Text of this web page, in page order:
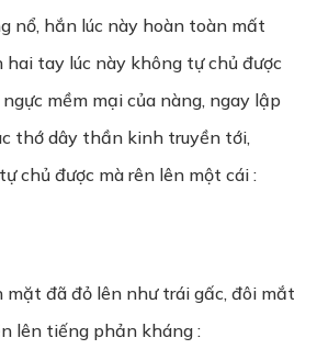
nổ, hắn lúc này hoàn toàn mất
tay lúc này không tự chủ được
mềm mại của nàng, ngay lập
thớ dây thần kinh truyền tới,
chủ được mà rên lên một cái :
mặt đã đỏ lên như trái gấc, đôi mắt
lên tiếng phản kháng :